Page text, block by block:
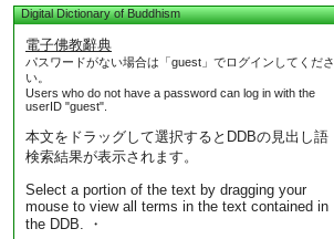
Digital Dictionary of Buddhism
電子佛教辭典
パスワードがない場合は「guest」でログインしてくださ
い。
Users who do not have a password can log in with the
userID "guest".
本文をドラッグして選択するとDDBの見出し語
検索結果が表示されます。
Select a portion of the text by dragging your
mouse to view all terms in the text contained in
the DDB. ・